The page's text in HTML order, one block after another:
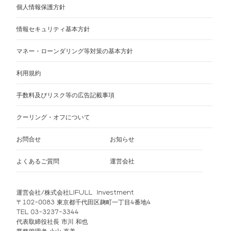
個人情報保護方針
情報セキュリティ基本方針
マネー・ローンダリング等対策の基本方針
利用規約
手数料及びリスク等の広告記載事項
クーリング・オフについて
お問合せ お知らせ
よくあるご質問 運営会社
運営会社/株式会社LIFULL Investment
〒102-0083 東京都千代田区麹町一丁目4番地4
TEL 03-3237-3344
代表取締役社長 市川 和也